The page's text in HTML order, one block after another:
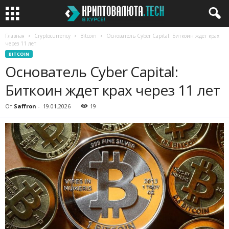
Главная Cryptocurrency Bitcoin
Основатель Cyber Capital: Биткоин ждет крах
через 11 лет
BITCOIN
Основатель Cyber Capital:
Биткоин ждет крах через 11 лет
От Saffron - 19.01.2026 19